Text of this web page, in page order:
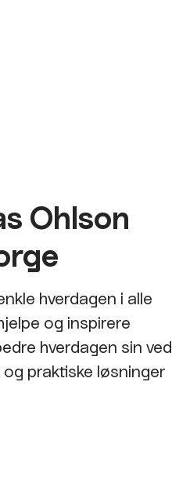
Ohlson
hverdagen i alle
og inspirere
hverdagen sin ved
praktiske løsninger